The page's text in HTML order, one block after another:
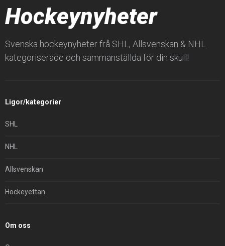
Hockeynyheter
Svenska hockeynyheter frå SHL, Allsvenskan & NHL
kategoriserade och sammanställda för din skull!
Ligor/kategorier
SHL
NHL
Allsvenskan
Hockeyettan
Om oss